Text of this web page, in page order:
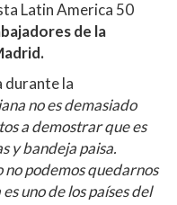
Latin America 50
de la
durante la
no es demasiado
a demostrar que es
y bandeja paisa.
podemos quedarnos
uno de los países del